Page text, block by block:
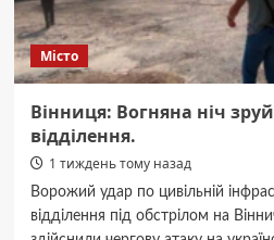
Місто
Вінниця: Вогняна ніч
відділення.
1 тиждень тому назад
Ворожий удар по цивільній
відділення під обстрілом на